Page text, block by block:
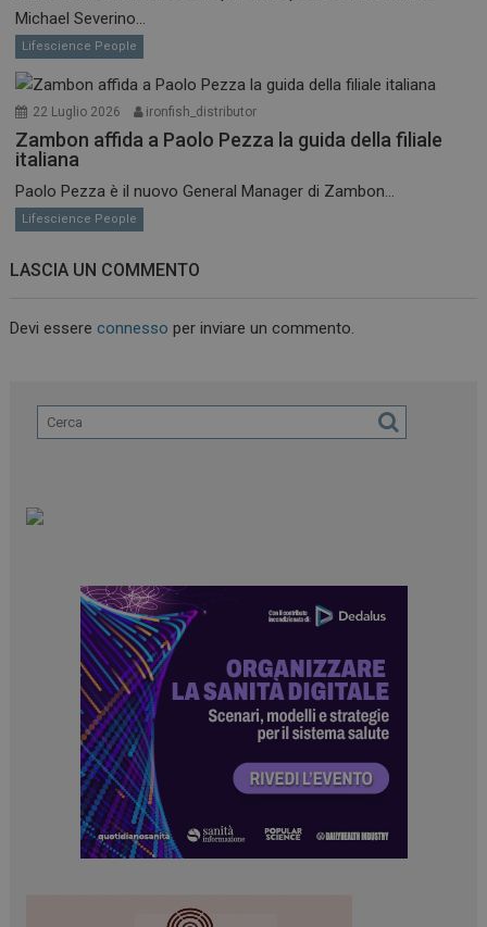
Michael Severino...
Lifescience People
22 Luglio 2026 ironfish_distributor
Zambon affida a Paolo Pezza la guida della filiale
italiana
Paolo Pezza è il nuovo General Manager di Zambon...
Lifescience People
LASCIA UN COMMENTO
Devi essereconnesso per inviare un commento.